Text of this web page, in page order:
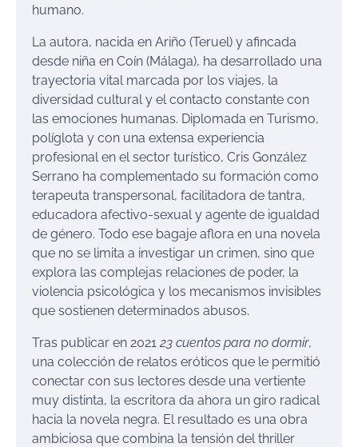
humano.
La autora, nacida en Ariño (Teruel) y afincada
desde niña en Coín (Málaga), ha desarrollado una
trayectoria vital marcada por los viajes, la
diversidad cultural y el contacto constante con
las emociones humanas. Diplomada en Turismo,
políglota y con una extensa experiencia
profesional en el sector turístico, Cris González
Serrano ha complementado su formación como
terapeuta transpersonal, facilitadora de tantra,
educadora afectivo-sexual y agente de igualdad
de género. Todo ese bagaje aflora en una novela
que no se limita a investigar un crimen, sino que
explora las complejas relaciones de poder, la
violencia psicológica y los mecanismos invisibles
que sostienen determinados abusos.
Tras publicar en 2021 23 cuentos para no dormir,
una colección de relatos eróticos que le permitió
conectar con sus lectores desde una vertiente
muy distinta, la escritora da ahora un giro radical
hacia la novela negra. El resultado es una obra
ambiciosa que combina la tensión del thriller